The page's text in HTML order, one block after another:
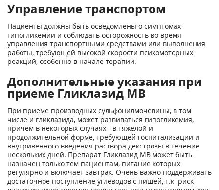
Управление транспортом
Пациенты должны быть осведомлены о симптомах
гипогликемии и соблюдать осторожность во время
управления транспортными средствами или выполнения
работы, требующей высокой скорости психомоторных
реакций, особенно в начале терапии.
Дополнительные указания при
приеме Гликлазид МВ
При приеме производных сульфонилмочевины, в том
числе и гликлазида, может развиваться гипогликемия,
причем в некоторых случаях - в тяжелой и
продолжительной форме, требующей госпитализации и
внутривенного введения раствора декстрозы в течение
нескольких дней. Препарат Гликлазид МВ может быть
назначен только тем пациентам, питание которых
регулярно и включает завтрак. Очень важно поддерживать
достаточное поступление углеводов с пищей, т.к. риск